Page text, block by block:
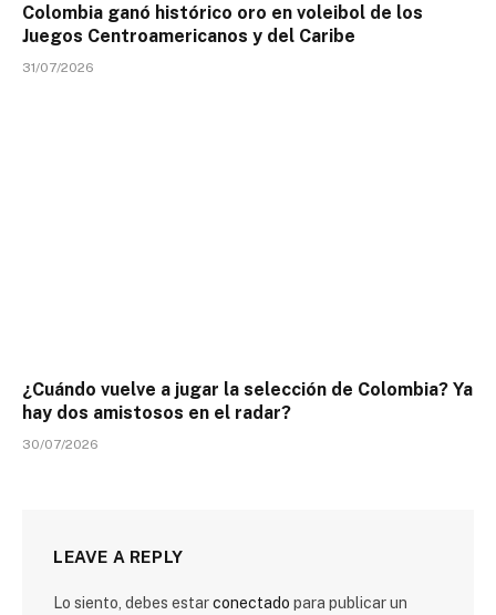
Colombia ganó histórico oro en voleibol de los
Juegos Centroamericanos y del Caribe
31/07/2026
¿Cuándo vuelve a jugar la selección de Colombia? Ya
hay dos amistosos en el radar?
30/07/2026
LEAVE A REPLY
Lo siento, debes estarconectado para publicar un